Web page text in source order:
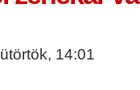
14:01